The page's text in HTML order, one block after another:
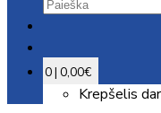
0 | 0,00€
Krepšelis